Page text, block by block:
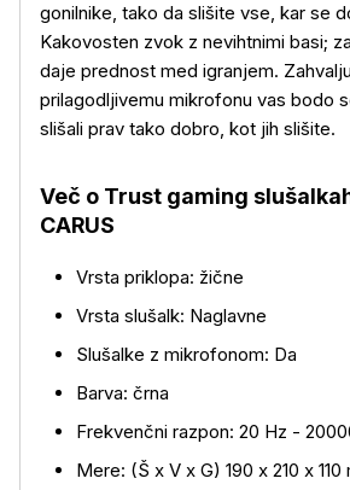
gonilnike, tako da slišite vse, kar se
Kakovosten zvok z nevihtnimi basi;
daje prednost med igranjem.
prilagodljivemu mikrofonu vas bodo
slišali prav tako dobro, kot jih slišite.
Več o Trust gaming
CARUS
Vrsta priklopa: žične
Vrsta slušalk: Naglavne
Slušalke z mikrofonom: Da
Barva: črna
Frekvenčni razpon: 20 Hz -
Mere: (Š x V x G) 190 x 210 x 110